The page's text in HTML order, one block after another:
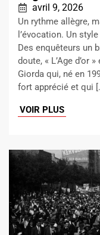
avril 9, 2026
Un rythme allègre,
l’évocation. Un
Des enquêteurs un
doute, « L’Age d’or
Giorda qui, né en
fort apprécié et qui
VOIR PLUS